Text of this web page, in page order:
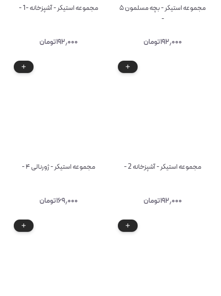
مجموعه استیکر - بچه مسلمون ۵
-
۱۹۲٫۰۰۰تومان
مجموعه استیکر - آشپزخانه -1 -
۱۹۲٫۰۰۰تومان
مجموعه استیکر - آشپزخانه 2 -
۱۹۲٫۰۰۰تومان
مجموعه استیکر - ژورنالی ۴ -
۱۶۹٫۰۰۰تومان